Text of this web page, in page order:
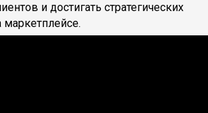
и достигать стратегических
маркетплейсе.